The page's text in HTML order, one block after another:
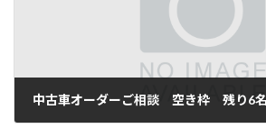
中古車オーダーご相談 空き枠 残り6